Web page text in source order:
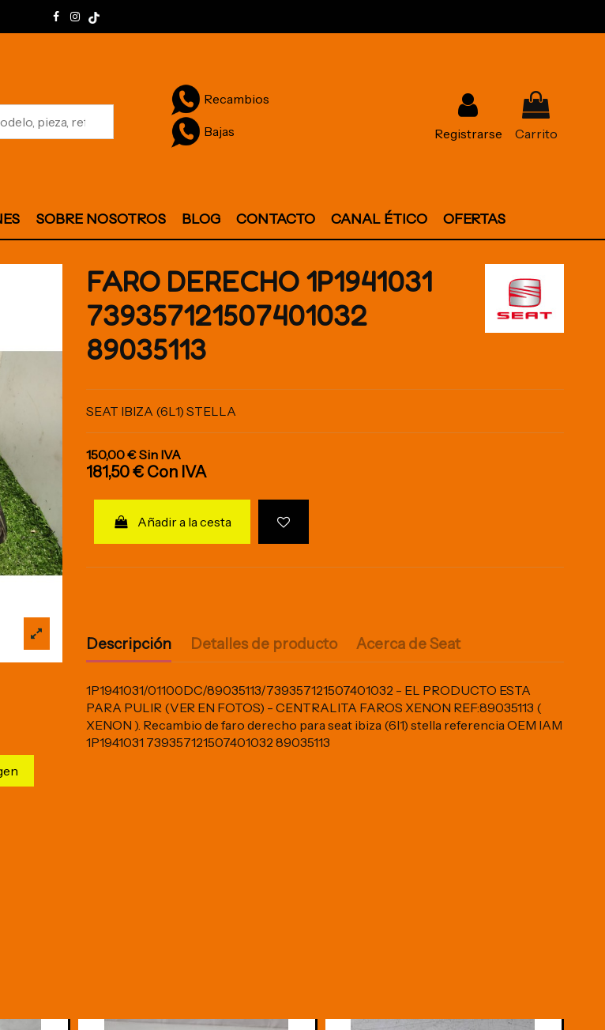
Recambios
Bajas Registrarse Carrito
SOBRE NOSOTROS BLOG CONTACTO CANAL ÉTICO OFERTAS
FARO DERECHO 1P1941031
739357121507401032
89035113
SEAT IBIZA (6L1) STELLA
150,00 €Sin IVA
181,50 € Con IVA
Añadir a la cesta
Descripción Detalles de producto Acerca de Seat
1P1941031/01100DC/89035113/739357121507401032 - EL PRODUCTO ESTA
PARA PULIR (VER EN FOTOS) - CENTRALITA FAROS XENON REF:89035113 (
XENON ). Recambio de faro derecho para seat ibiza (6l1) stella referencia OEM IAM
1P1941031 739357121507401032 89035113